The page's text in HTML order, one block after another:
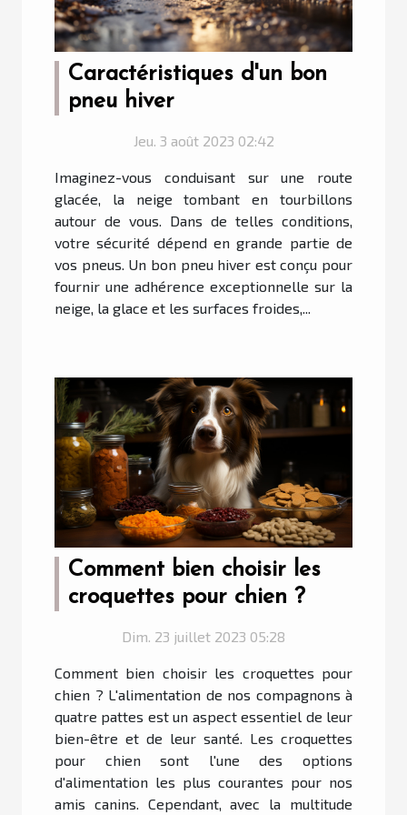
Caractéristiques d'un bon
pneu hiver
Jeu. 3 août 2023 02:42
Imaginez-vous conduisant sur une route
glacée, la neige tombant en tourbillons
autour de vous. Dans de telles conditions,
votre sécurité dépend en grande partie de
vos pneus. Un bon pneu hiver est conçu pour
fournir une adhérence exceptionnelle sur la
neige, la glace et les surfaces froides,...
Comment bien choisir les
croquettes pour chien ?
Dim. 23 juillet 2023 05:28
Comment bien choisir les croquettes pour
chien ? L'alimentation de nos compagnons à
quatre pattes est un aspect essentiel de leur
bien-être et de leur santé. Les croquettes
pour chien sont l'une des options
d'alimentation les plus courantes pour nos
amis canins. Cependant, avec la multitude